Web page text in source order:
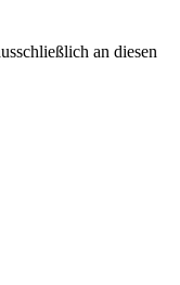
an diesen